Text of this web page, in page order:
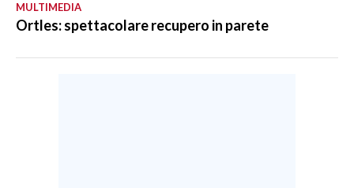
MULTIMEDIA
Ortles: spettacolare recupero in parete